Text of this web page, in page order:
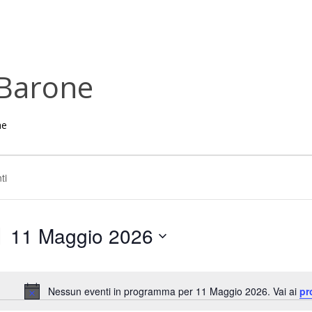
Notice
Nessun eventi in programma per 11 Maggio 2026. Vai ai
11 Maggio 2026
data.